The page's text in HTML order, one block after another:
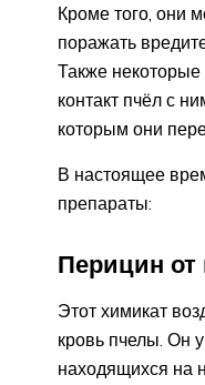
Кроме того, они
поражать
Также
контакт пчёл с
которым они
В настоящее
препараты:
Перицин от
Этот химикат
кровь пчелы. Он
находящихся на